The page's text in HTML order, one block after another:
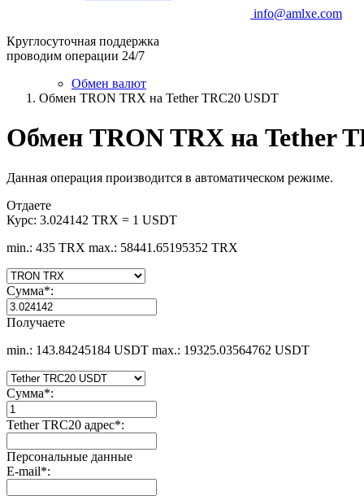
info@amlxe.com
Круглосуточная поддержка
проводим операции 24/7
Обмен валют
Обмен TRON TRX на Tether TRC20 USDT
Обмен TRON TRX на Tether
Данная операция производится в автоматическом режиме.
Отдаете
Курс: 3.024142 TRX = 1 USDT
min.: 435 TRX max.: 58441.65195352 TRX
Сумма*:
Получаете
min.: 143.84245184 USDT max.: 19325.03564762 USDT
Сумма*:
Tether TRC20 адрес*:
Персональные данные
E-mail*: